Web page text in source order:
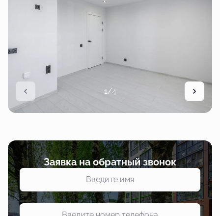
1/4
Заявка на обратный звонок